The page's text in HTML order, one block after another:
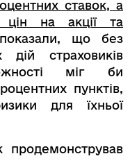
ставок, а
цін на акції та
що без
дій страховиків
міг би
пунктів,
для їхньої